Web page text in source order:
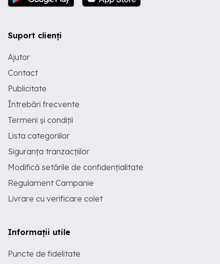
Suport clienți
Ajutor
Contact
Publicitate
Întrebări frecvente
Termeni și condiții
Lista categoriilor
Siguranța tranzacțiilor
Modifică setările de confidențialitate
Regulament Campanie
Livrare cu verificare colet
Informații utile
Puncte de fidelitate